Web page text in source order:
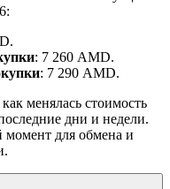
: 7 260 AMD.
: 7 290 AMD.
менялась стоимость
дни и недели.
момент для обмена и